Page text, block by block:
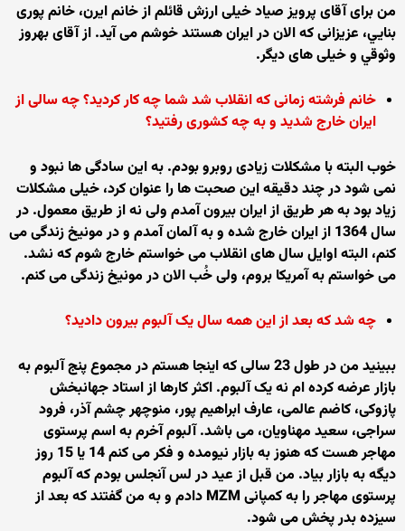
من برای آقای پرويز صياد خيلی ارزش قائلم از خانم ايرن، خانم پوری
بنايي، عزيزانی که الان در ايران هستند خوشم می آيد. از آقای بهروز
وثوقي و خيلی های ديگر.
خانم فرشته زمانی که انقلاب شد شما چه کار کرديد؟ چه سالی از
ايران خارج شديد و به چه کشوری رفتيد؟
خوب البته با مشکلات زيادی روبرو بودم. به اين سادگی ها نبود و
نمی شود در چند دقيقه اين صحبت ها را عنوان کرد، خيلی مشکلات
زياد بود به هر طريق از ايران بيرون آمدم ولی نه از طريق معمول. در
سال 1364 از ايران خارج شده و به آلمان آمدم و در مونيخ زندگی می
کنم، البته اوايل سال های انقلاب می خواستم خارج شوم که نشد.
می خواستم به آمريکا بروم، ولی خُب الان در مونيخ زندگی می کنم.
چه شد که بعد از اين همه سال يک آلبوم بيرون داديد؟
ببينيد من در طول 23 سالی که اينجا هستم در مجموع پنج آلبوم به
بازار عرضه کرده ام نه يک آلبوم. اکثر کارها از استاد جهانبخش
پازوکی، کاضم عالمی، عارف ابراهيم پور، منوچهر چشم آذر، فرود
سراجی، سعيد مهناويان، می باشد. آلبوم آخرم به اسم پرستوی
مهاجر هست که هنوز به بازار نيومده و فکر می کنم 14 يا 15 روز
ديگه به بازار بياد. من قبل از عيد در لس آنجلس بودم که آلبوم
پرستوی مهاجر را به کمپانی MZM دادم و به من گفتند که بعد از
سيزده بدر پخش می شود.